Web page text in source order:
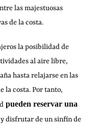
las majestuosas
de la costa.
la posibilidad de
al aire libre,
hasta relajarse en las
la costa. Por tanto,
pueden reservar una
y disfrutar de un sinfín de